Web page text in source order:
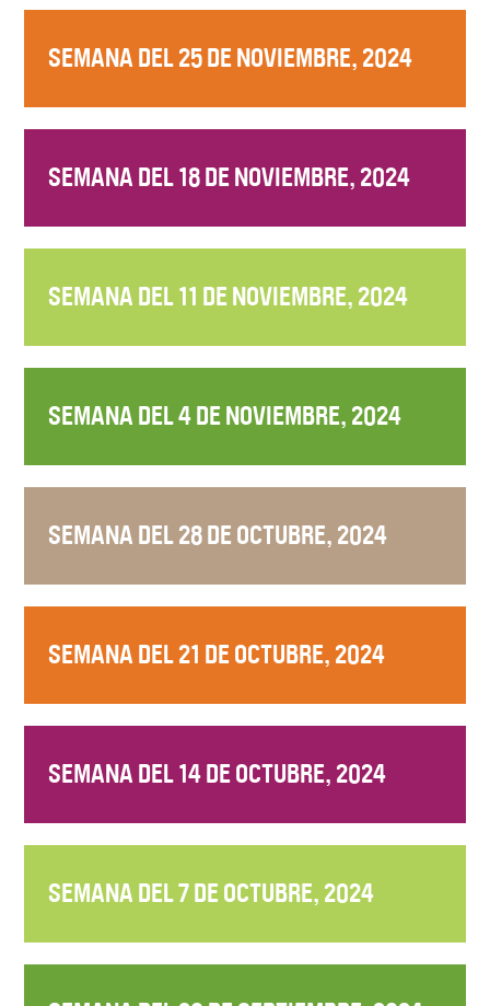
SEMANA DEL 25 DE NOVIEMBRE, 2024
SEMANA DEL 18 DE NOVIEMBRE, 2024
SEMANA DEL 11 DE NOVIEMBRE, 2024
SEMANA DEL 4 DE NOVIEMBRE, 2024
SEMANA DEL 28 DE OCTUBRE, 2024
SEMANA DEL 21 DE OCTUBRE, 2024
SEMANA DEL 14 DE OCTUBRE, 2024
SEMANA DEL 7 DE OCTUBRE, 2024